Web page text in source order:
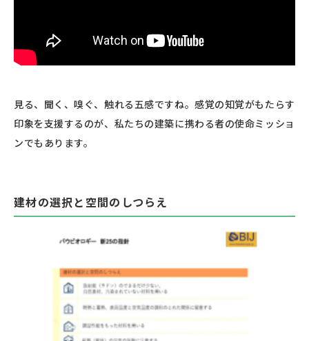
見る、聞く、嗅ぐ、触れる五感ですね。感覚の知覚がもたらす
印象を支援するのが、私たちの建築に携わる者の使命ミッショ
ンでもあります。
建材の選択と空間のしつらえ